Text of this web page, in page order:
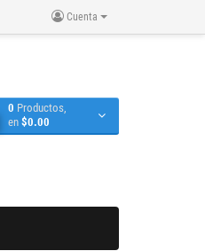
Cuenta
0 Productos,
en $0.00